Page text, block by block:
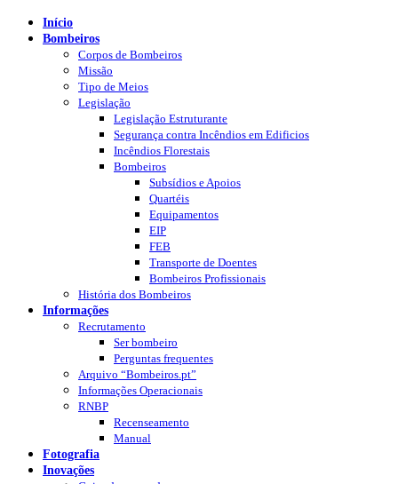
Início
Bombeiros
Corpos de Bombeiros
Missão
Tipo de Meios
Legislação
Legislação Estruturante
Segurança contra Incêndios em Edificios
Incêndios Florestais
Bombeiros
Subsídios e Apoios
Quartéis
Equipamentos
EIP
FEB
Transporte de Doentes
Bombeiros Profissionais
História dos Bombeiros
Informações
Recrutamento
Ser bombeiro
Perguntas frequentes
Arquivo “Bombeiros.pt”
Informações Operacionais
RNBP
Recenseamento
Manual
Fotografia
Inovações